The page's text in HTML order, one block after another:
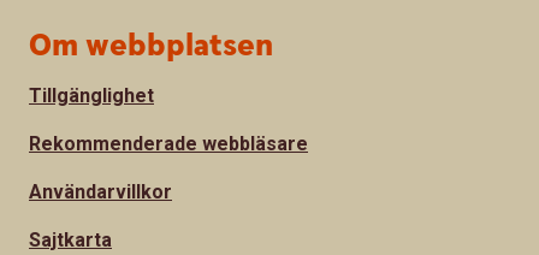
Om webbplatsen
Tillgänglighet
Rekommenderade webbläsare
Användarvillkor
Sajtkarta